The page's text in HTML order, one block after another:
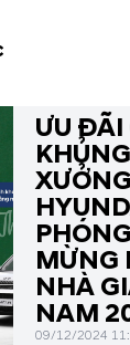
ƯU ĐÃI
MỪNG
NHÀ
NAM
09/12/2024